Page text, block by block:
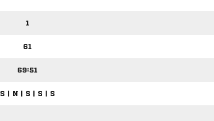
1
61
69:51
S | N | S | S | S